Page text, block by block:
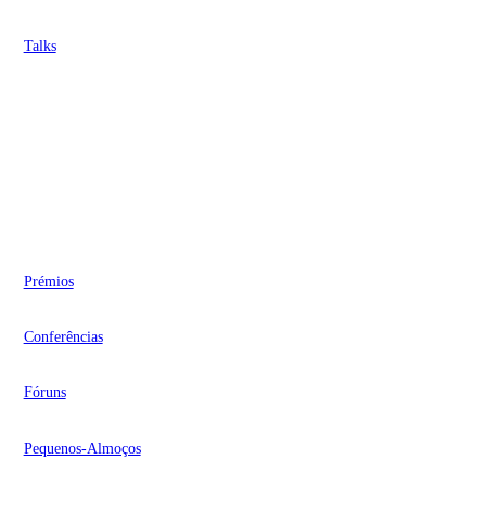
Talks
Prémios
Conferências
Fóruns
Pequenos-Almoços